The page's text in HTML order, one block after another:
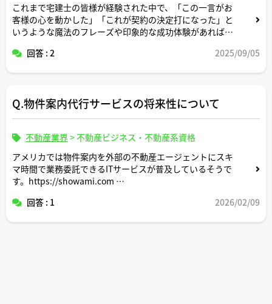
これまで宅建士の皆様が経験された中で、「この一言がお
客様の心を動かした」「これが契約の決定打になった」と
いうような魔法のフレーズや印象的な成功体験があれば、
ょうか。
回答 : 2 2025/09/05
Q.物件案内代行サービスの将来性について
不動産業界>不動産ビジネス・不動産系資格
アメリカでは物件案内を外部の不動産エージェントにスキ
マ時間で業務委託できるITサービスが普及しているそうで
す。https://showami.com
今後の日本でもこのようなサービスが普及するニーズや市
回答 : 1 2026/02/09